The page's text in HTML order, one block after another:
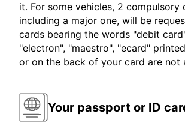
it. For some vehicles, 2 compulsory
including a major one, will be
cards bearing the words "debit
"electron", "maestro", "ecard"
or on the back of your card are not
Your passport or ID